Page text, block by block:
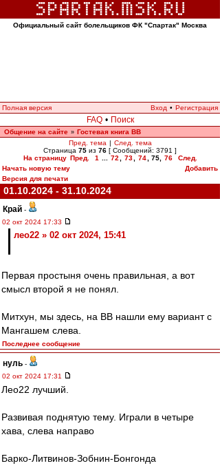
Официальный сайт болельщиков ФК "Спартак" Москва
Полная версия Вход • Регистрация
FAQ • Поиск
Общение на сайте » Гостевая книга ВВ
Пред. тема | След. тема
Страница 75 из 76 [ Сообщений: 3791 ]
На страницу Пред. 1 72 73 74 75, 76
След.
Начать новую тему
Добавить
Версия для печати
01.10.2024 - 31.10.2024
Край -
02 окт 2024 17:33
лео22 » 02 окт 2024, 15:41
Первая простыня очень правильная, а вот
смысл второй я не понял.
Митхун, мы здесь, на ВВ нашли ему вариант с
Мангашем слева.
Последнее сообщение
нуль -
02 окт 2024 17:31
Лео22 лучший.
Развивая поднятую тему. Играли в четыре
хава, слева направо
Барко-Литвинов-Зобнин-Бонгонда